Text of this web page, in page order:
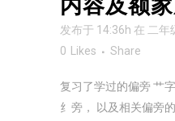
发布于 14:36h 在 二年
0
Likes Share
复习了学过的偏旁 艹
纟旁， 以及相关偏旁